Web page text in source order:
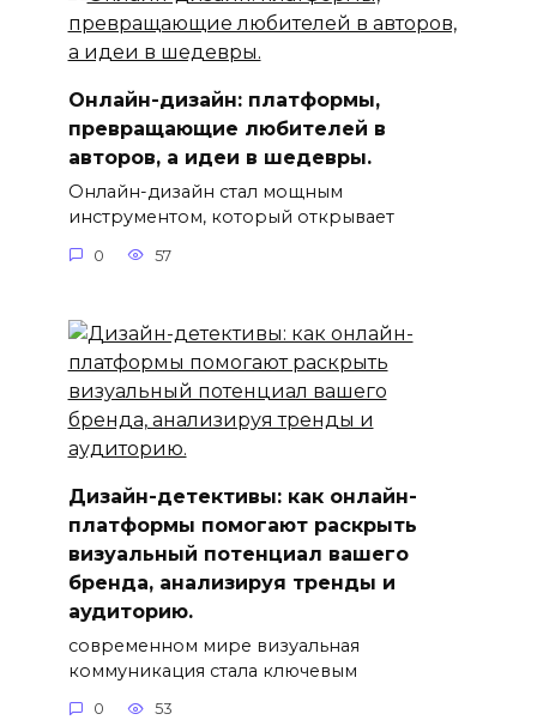
Онлайн-дизайн: платформы,
превращающие любителей в
авторов, а идеи в шедевры.
Онлайн-дизайн стал мощным
инструментом, который открывает
0 57
Дизайн-детективы: как онлайн-
платформы помогают раскрыть
визуальный потенциал вашего
бренда, анализируя тренды и
аудиторию.
современном мире визуальная
коммуникация стала ключевым
0 53